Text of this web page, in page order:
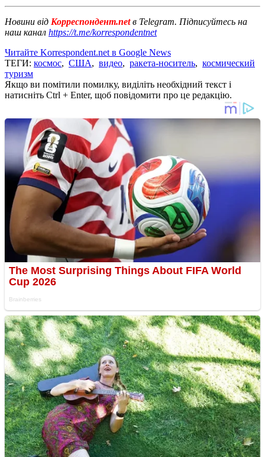
Новини від Корреспондент.netв Telegram. Підписуйтесь на
наш канал https://t.me/korrespondentnet
Читайте Korrespondent.net в Google News
ТЕГИ: космос, США, видео, ракета-носитель, космический
туризм
Якщо ви помітили помилку, виділіть необхідний текст і
натисніть Ctrl + Enter, щоб повідомити про це редакцію.